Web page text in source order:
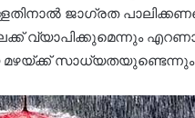
ജാഗ്രത
വ്യാപിക്കുമെന്നും
മഴയ്ക്ക്